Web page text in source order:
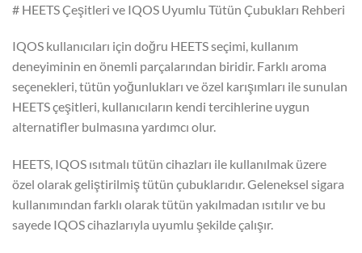
# HEETS Çeşitleri ve IQOS Uyumlu Tütün Çubukları Rehberi
IQOS kullanıcıları için doğru HEETS seçimi, kullanım
deneyiminin en önemli parçalarından biridir. Farklı aroma
seçenekleri, tütün yoğunlukları ve özel karışımları ile sunulan
HEETS çeşitleri, kullanıcıların kendi tercihlerine uygun
alternatifler bulmasına yardımcı olur.
HEETS, IQOS ısıtmalı tütün cihazları ile kullanılmak üzere
özel olarak geliştirilmiş tütün çubuklarıdır. Geleneksel sigara
kullanımından farklı olarak tütün yakılmadan ısıtılır ve bu
sayede IQOS cihazlarıyla uyumlu şekilde çalışır.